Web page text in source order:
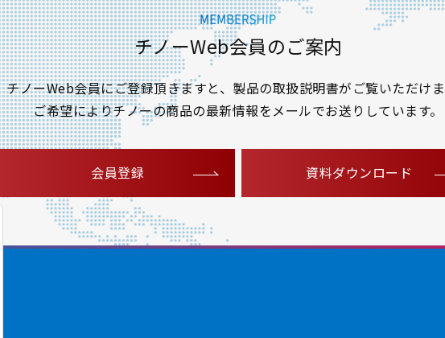
チノーWeb会員のご案内
チノーWeb会員にご登録頂きますと、製品の取扱説明書がご覧いただけま
ご希望によりチノーの商品の最新情報をメールでお送りしています。
会員登録 資料ダウンロード